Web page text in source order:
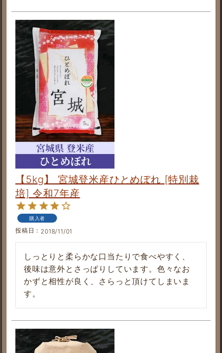
【5kg】 宮城登米産ひとめぼれ [特別栽
培] 令和7年産
購入者
投稿日 2018/11/01
しっとりと柔らかな口当たりで食べやすく、
後味は意外とさっぱりしています。色々なお
かずと相性が良く、さらっと頂けてしまいま
す。